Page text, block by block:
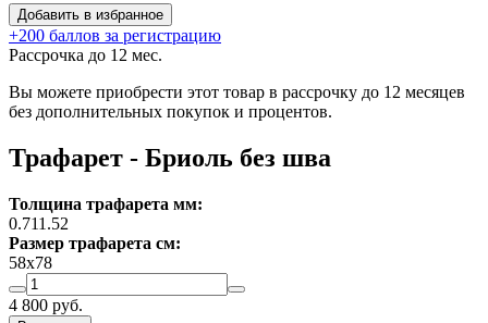
Добавить в избранное
+200 баллов за регистрацию
Рассрочка до 12 мес.
Вы можете приобрести этот товар в рассрочку до 12 месяцев
без дополнительных покупок и процентов.
Трафарет - Бриоль без шва
Толщина трафарета мм:
0.711.52
Размер трафарета см:
58х78
4 800 руб.